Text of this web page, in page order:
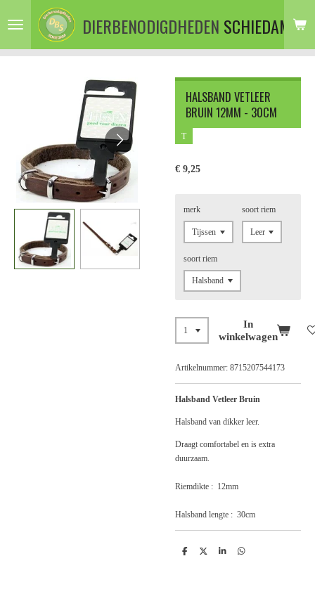
direct
de
DIERBENODIGDHEDEN SCHIEDAM
HALSBAND VETLEER
BRUIN 12MM - 30CM
T
€ 9,25
merk soort riem
soort riem
In
winkelwagen
Artikelnummer: 8715207544173
Halsband Vetleer Bruin
Halsband van dikker leer.
Draagt comfortabel en is extra
duurzaam.
Riemdikte : 12mm
Halsband lengte : 30cm
D
D
S
D